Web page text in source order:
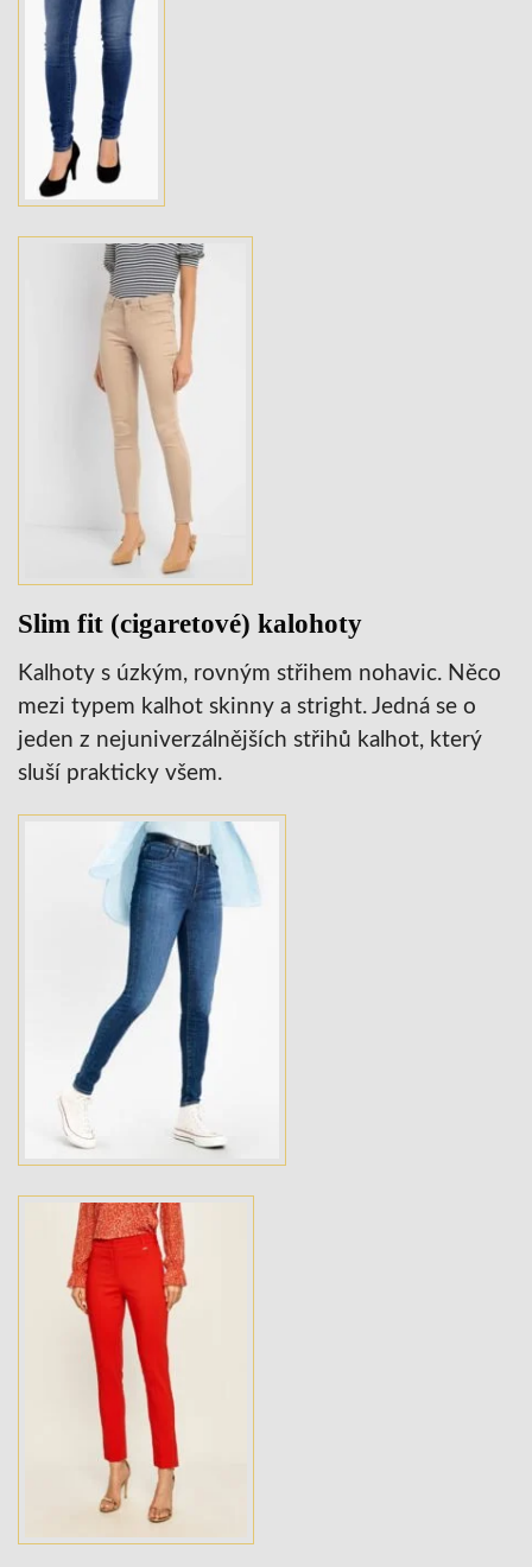
Slim fit (cigaretové) kalohoty
Kalhoty s úzkým, rovným střihem nohavic. Něco
mezi typem kalhot skinny a stright. Jedná se o
jeden z nejuniverzálnějších střihů kalhot, který
sluší prakticky všem.